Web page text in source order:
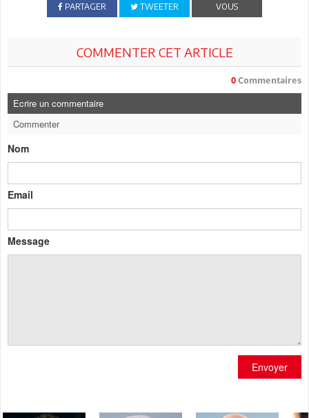
PARTAGER TWEETER
VOUS
COMMENTER CET ARTICLE
0 Commentaires
Ecrire un commentaire
Commenter
Nom
Email
Message
Envoyer